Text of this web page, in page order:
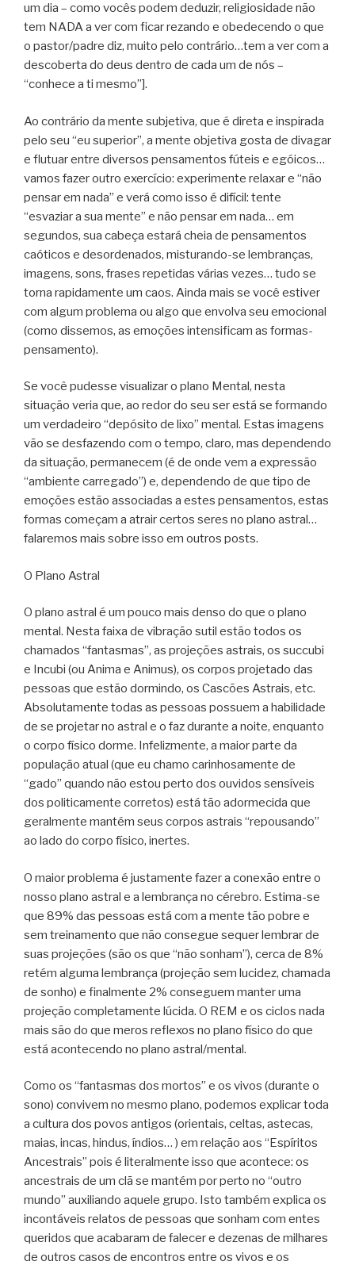
um dia – como vocês podem deduzir, religiosidade não
tem NADA a ver com ficar rezando e obedecendo o que
o pastor/padre diz, muito pelo contrário…tem a ver com a
descoberta do deus dentro de cada um de nós –
“conhece a ti mesmo”].
Ao contrário da mente subjetiva, que é direta e inspirada
pelo seu “eu superior”, a mente objetiva gosta de divagar
e flutuar entre diversos pensamentos fúteis e egóicos…
vamos fazer outro exercício: experimente relaxar e “não
pensar em nada” e verá como isso é difícil: tente
“esvaziar a sua mente” e não pensar em nada… em
segundos, sua cabeça estará cheia de pensamentos
caóticos e desordenados, misturando-se lembranças,
imagens, sons, frases repetidas várias vezes… tudo se
torna rapidamente um caos. Ainda mais se você estiver
com algum problema ou algo que envolva seu emocional
(como dissemos, as emoções intensificam as formas-
pensamento).
Se você pudesse visualizar o plano Mental, nesta
situação veria que, ao redor do seu ser está se formando
um verdadeiro “depósito de lixo” mental. Estas imagens
vão se desfazendo com o tempo, claro, mas dependendo
da situação, permanecem (é de onde vem a expressão
“ambiente carregado”) e, dependendo de que tipo de
emoções estão associadas a estes pensamentos, estas
formas começam a atrair certos seres no plano astral…
falaremos mais sobre isso em outros posts.
O Plano Astral
O plano astral é um pouco mais denso do que o plano
mental. Nesta faixa de vibração sutil estão todos os
chamados “fantasmas”, as projeções astrais, os succubi
e Incubi (ou Anima e Animus), os corpos projetado das
pessoas que estão dormindo, os Cascões Astrais, etc.
Absolutamente todas as pessoas possuem a habilidade
de se projetar no astral e o faz durante a noite, enquanto
o corpo físico dorme. Infelizmente, a maior parte da
população atual (que eu chamo carinhosamente de
“gado” quando não estou perto dos ouvidos sensíveis
dos politicamente corretos) está tão adormecida que
geralmente mantém seus corpos astrais “repousando”
ao lado do corpo físico, inertes.
O maior problema é justamente fazer a conexão entre o
nosso plano astral e a lembrança no cérebro. Estima-se
que 89% das pessoas está com a mente tão pobre e
sem treinamento que não consegue sequer lembrar de
suas projeções (são os que “não sonham”), cerca de 8%
retém alguma lembrança (projeção sem lucidez, chamada
de sonho) e finalmente 2% conseguem manter uma
projeção completamente lúcida. O REM e os ciclos nada
mais são do que meros reflexos no plano físico do que
está acontecendo no plano astral/mental.
Como os “fantasmas dos mortos” e os vivos (durante o
sono) convivem no mesmo plano, podemos explicar toda
a cultura dos povos antigos (orientais, celtas, astecas,
maias, incas, hindus, índios… ) em relação aos “Espíritos
Ancestrais” pois é literalmente isso que acontece: os
ancestrais de um clã se mantém por perto no “outro
mundo” auxiliando aquele grupo. Isto também explica os
incontáveis relatos de pessoas que sonham com entes
queridos que acabaram de falecer e dezenas de milhares
de outros casos de encontros entre os vivos e os